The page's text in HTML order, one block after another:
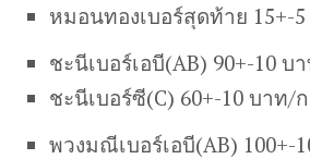
หมอนทองเบอร์สุดท้าย 15+-
ชะนีเบอร์เอบี(AB) 90+-10 บ
ชะนีเบอร์ซี(C) 60+-10 บาท/
พวงมณีเบอร์เอบี(AB) 100+-